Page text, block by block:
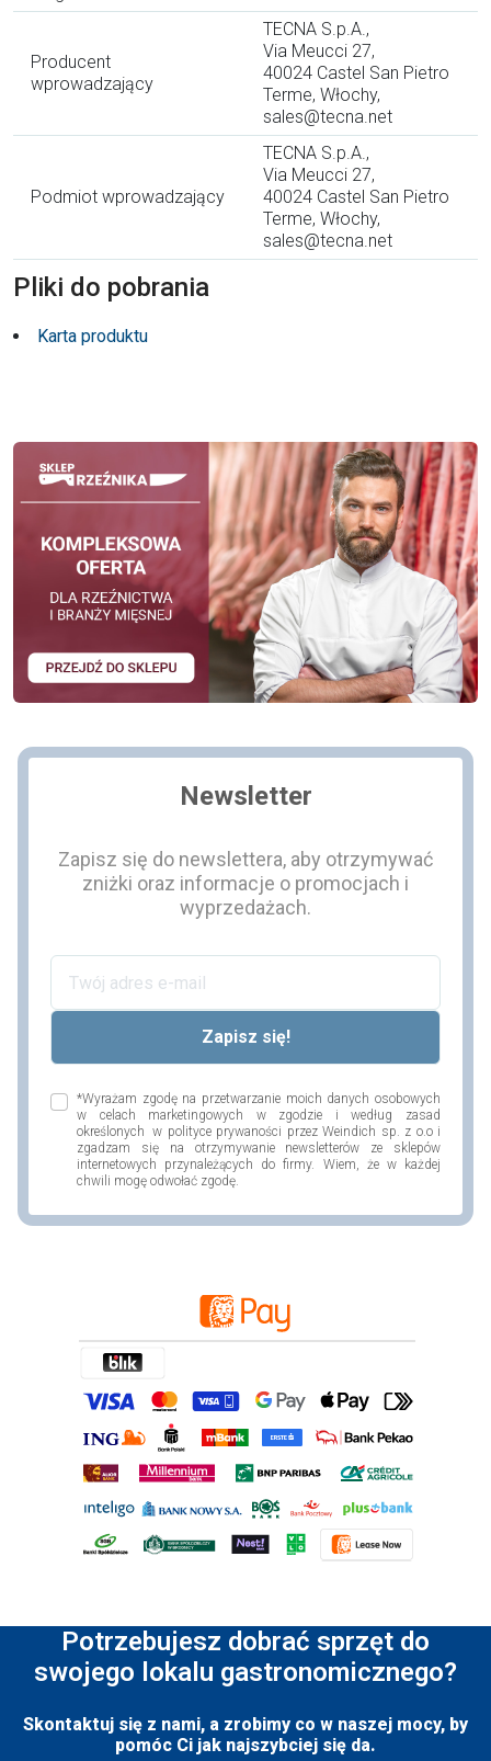
Producent
wprowadzający
TECNA S.p.A.,
Via Meucci 27,
40024 Castel San Pietro
Terme, Włochy,
sales@tecna.net
Podmiot wprowadzający
TECNA S.p.A.,
Via Meucci 27,
40024 Castel San Pietro
Terme, Włochy,
sales@tecna.net
Pliki do pobrania
Karta produktu
Newsletter
Zapisz się do newslettera, aby otrzymywać
zniżki oraz informacje o promocjach i
wyprzedażach.
*Wyrażam zgodę na przetwarzanie moich danych osobowych
w celach marketingowych w zgodzie i według zasad
określonych w polityce prywaności przez Weindich sp. z o.o i
zgadzam się na otrzymywanie newsletterów ze sklepów
internetowych przynależących do firmy. Wiem, że w każdej
chwili mogę odwołać zgodę.
Potrzebujesz dobrać sprzęt do
swojego lokalu gastronomicznego?
Skontaktuj się z nami, a zrobimy co w naszej mocy, by
pomóc Ci jak najszybciej się da.